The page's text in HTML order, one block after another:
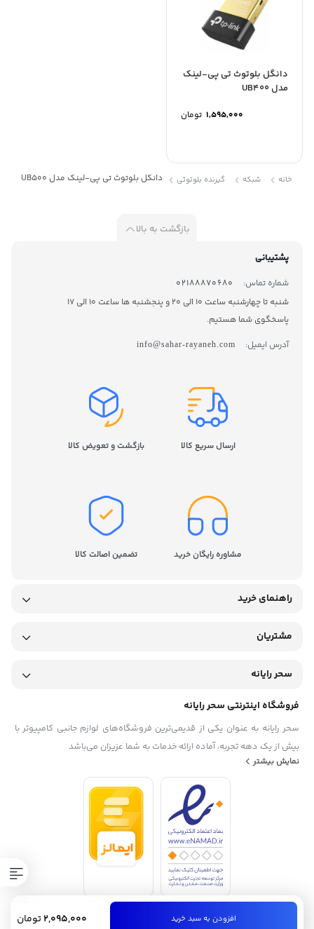
2,095,000تومان افزودن به سبد خرید
دانگل بلوتوث تی پی-لینک
مدل UB400
1,595,000 تومان
خانه شبکه گیرنده بلوتوثی دانگل بلوتوث تی پی-لینک مدل UB500
بازگشت به بالا
پشتیبانی
شماره تماس:
02188870680
شنبه تا چهارشنبه ساعت 10 الی 20 و پنجشنبه ها ساعت 10 الی 17
پاسخگوی شما هستیم.
آدرس ایمیل:
info@sahar-rayaneh.com
ارسال سریع کالا بازگشت و تعویض کالا
مشاوره رایگان خرید تضمین اصالت کالا
راهنمای خرید
مشتریان
سحر رایانه
فروشگاه اینترنتی سحر رایانه
سحر رایانه به عنوان یکی از قدیمی‌ترین فروشگاه‌های لوازم جانبی کامپیوتر با
بیش از یک دهه تجربه، آماده ارائه خدمات به شما عزیزان می‌باشد
نمایش بیشتر
کلیه حقوق این سایت متعلق به سحر رایانه می‌باشد.